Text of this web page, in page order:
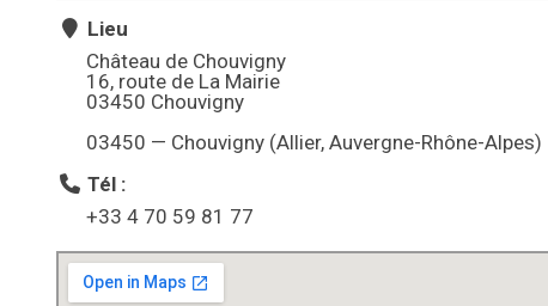
Lieu
Château de Chouvigny
16, route de La Mairie
03450 Chouvigny
03450 — Chouvigny (Allier, Auvergne-Rhône-Alpes)
Tél :
+33 4 70 59 81 77